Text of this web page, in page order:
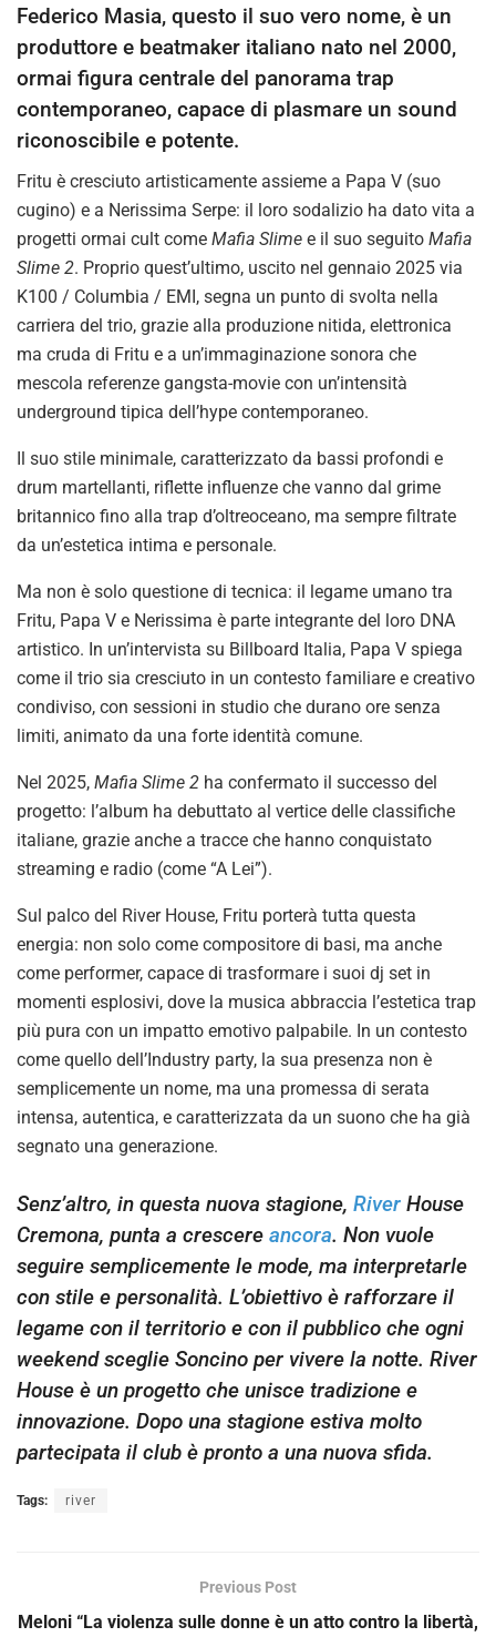
Federico Masia, questo il suo vero nome, è un
produttore e beatmaker italiano nato nel 2000,
ormai figura centrale del panorama trap
contemporaneo, capace di plasmare un sound
riconoscibile e potente.
Fritu è cresciuto artisticamente assieme a Papa V (suo
cugino) e a Nerissima Serpe: il loro sodalizio ha dato vita a
progetti ormai cult come Mafia Slime e il suo seguito Mafia
Slime 2. Proprio quest’ultimo, uscito nel gennaio 2025 via
K100 / Columbia / EMI, segna un punto di svolta nella
carriera del trio, grazie alla produzione nitida, elettronica
ma cruda di Fritu e a un’immaginazione sonora che
mescola referenze gangsta-movie con un’intensità
underground tipica dell’hype contemporaneo.
Il suo stile minimale, caratterizzato da bassi profondi e
drum martellanti, riflette influenze che vanno dal grime
britannico fino alla trap d’oltreoceano, ma sempre filtrate
da un’estetica intima e personale.
Ma non è solo questione di tecnica: il legame umano tra
Fritu, Papa V e Nerissima è parte integrante del loro DNA
artistico. In un’intervista su Billboard Italia, Papa V spiega
come il trio sia cresciuto in un contesto familiare e creativo
condiviso, con sessioni in studio che durano ore senza
limiti, animato da una forte identità comune.
Nel 2025, Mafia Slime 2 ha confermato il successo del
progetto: l’album ha debuttato al vertice delle classifiche
italiane, grazie anche a tracce che hanno conquistato
streaming e radio (come “A Lei”).
Sul palco del River House, Fritu porterà tutta questa
energia: non solo come compositore di basi, ma anche
come performer, capace di trasformare i suoi dj set in
momenti esplosivi, dove la musica abbraccia l’estetica trap
più pura con un impatto emotivo palpabile. In un contesto
come quello dell’Industry party, la sua presenza non è
semplicemente un nome, ma una promessa di serata
intensa, autentica, e caratterizzata da un suono che ha già
segnato una generazione.
Senz’altro, in questa nuova stagione, River House
Cremona, punta a crescere ancora. Non vuole
seguire semplicemente le mode, ma interpretarle
con stile e personalità. L’obiettivo è rafforzare il
legame con il territorio e con il pubblico che ogni
weekend sceglie Soncino per vivere la notte. River
House è un progetto che unisce tradizione e
innovazione. Dopo una stagione estiva molto
partecipata il club è pronto a una nuova sfida.
Tags: river
Previous Post
Meloni “La violenza sulle donne è un atto contro la libertà,